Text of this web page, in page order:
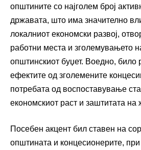
општините со најголем број
државата, што има значително
локалниот економски развој,
работни места и зголемувањето
општинскиот буџет. Воедно, било
ефектите од зголемените
потребата од воспоставување
економскиот раст и заштитата на
Посебен акцент бил ставен на
општината и концесионерите,